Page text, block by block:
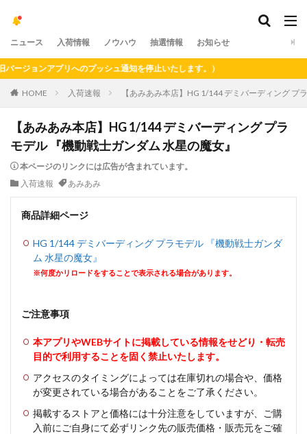
ニュース 入荷情報 ノウハウ 抽選情報 お知らせ
ンアプリへのプッシュ通知を停止いたします。）
HOME 入荷速報 【あみあみ本店】HG 1/144 デミバーディング プ
【あみあみ本店】HG 1/144 デミバーディング プラ
モデル 『機動戦士ガンダム 水星の魔女』
本ページのリンクには広告が含まれています。
入荷速報
あみあみ
商品詳細ページ
HG 1/144 デミバーディング プラモデル 『機動戦士ガンダ
ム 水星の魔女』
※何度かリロードをすることで表示される場合があります。
ご注意事項
本アプリやWEBサイトに掲載している情報をせどり・転売
目的で利用することを固く禁止いたします。
アクセスのタイミングによっては在庫切れの場合や、価格
が変更されている場合があることをご了承ください。
掲載するストアと価格には十分注意をしていますが、ご購
入前にご自身にて必ずリンク先の販売価格・販売元をご確